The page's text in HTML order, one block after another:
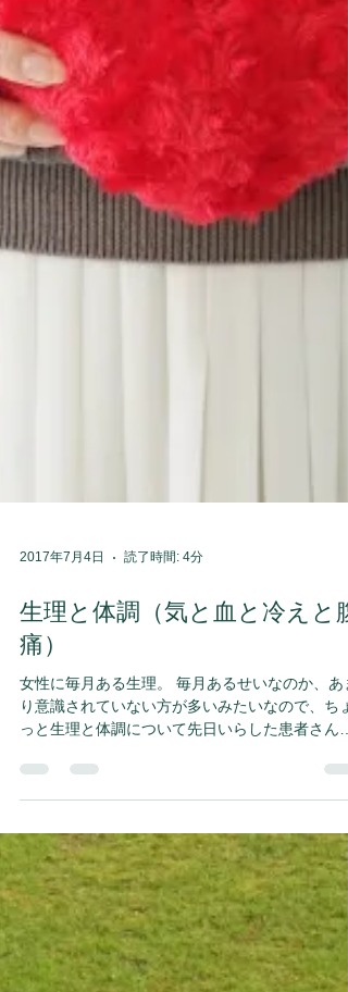
2017年7月4日 読了時間: 4分
り意識されていない方が多いみたいなので、ちょ
っと生理と体調について先日いらした患者さんを
例にして書いてみました。 主訴：元気が出ない
と昨日からのお腹の痛み。 原因を見付けること
大切なので、まずは患者さんに原因の心当たりを
聞い...